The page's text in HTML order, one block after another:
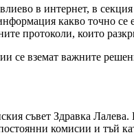
в интернет, в
какво точно
протоколи, които
се вземат важните
съвет Здравка
комисии и тъй